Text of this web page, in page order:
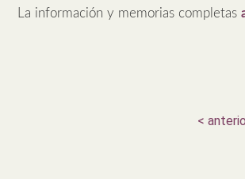
La información y memorias completas
<